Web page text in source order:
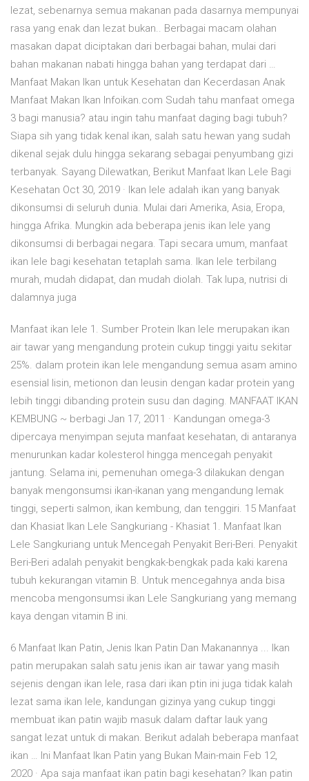
lezat, sebenarnya semua makanan pada dasarnya mempunyai
rasa yang enak dan lezat bukan.. Berbagai macam olahan
masakan dapat diciptakan dari berbagai bahan, mulai dari
bahan makanan nabati hingga bahan yang terdapat dari …
Manfaat Makan Ikan untuk Kesehatan dan Kecerdasan Anak
Manfaat Makan Ikan Infoikan.com Sudah tahu manfaat omega
3 bagi manusia? atau ingin tahu manfaat daging bagi tubuh?
Siapa sih yang tidak kenal ikan, salah satu hewan yang sudah
dikenal sejak dulu hingga sekarang sebagai penyumbang gizi
terbanyak. Sayang Dilewatkan, Berikut Manfaat Ikan Lele Bagi
Kesehatan Oct 30, 2019 · Ikan lele adalah ikan yang banyak
dikonsumsi di seluruh dunia. Mulai dari Amerika, Asia, Eropa,
hingga Afrika. Mungkin ada beberapa jenis ikan lele yang
dikonsumsi di berbagai negara. Tapi secara umum, manfaat
ikan lele bagi kesehatan tetaplah sama. Ikan lele terbilang
murah, mudah didapat, dan mudah diolah. Tak lupa, nutrisi di
dalamnya juga
Manfaat ikan lele 1. Sumber Protein Ikan lele merupakan ikan
air tawar yang mengandung protein cukup tinggi yaitu sekitar
25%. dalam protein ikan lele mengandung semua asam amino
esensial lisin, metionon dan leusin dengan kadar protein yang
lebih tinggi dibanding protein susu dan daging. MANFAAT IKAN
KEMBUNG ~ berbagi Jan 17, 2011 · Kandungan omega-3
dipercaya menyimpan sejuta manfaat kesehatan, di antaranya
menurunkan kadar kolesterol hingga mencegah penyakit
jantung. Selama ini, pemenuhan omega-3 dilakukan dengan
banyak mengonsumsi ikan-ikanan yang mengandung lemak
tinggi, seperti salmon, ikan kembung, dan tenggiri. 15 Manfaat
dan Khasiat Ikan Lele Sangkuriang - Khasiat 1. Manfaat Ikan
Lele Sangkuriang untuk Mencegah Penyakit Beri-Beri. Penyakit
Beri-Beri adalah penyakit bengkak-bengkak pada kaki karena
tubuh kekurangan vitamin B. Untuk mencegahnya anda bisa
mencoba mengonsumsi ikan Lele Sangkuriang yang memang
kaya dengan vitamin B ini.
6 Manfaat Ikan Patin, Jenis Ikan Patin Dan Makanannya ... Ikan
patin merupakan salah satu jenis ikan air tawar yang masih
sejenis dengan ikan lele, rasa dari ikan ptin ini juga tidak kalah
lezat sama ikan lele, kandungan gizinya yang cukup tinggi
membuat ikan patin wajib masuk dalam daftar lauk yang
sangat lezat untuk di makan. Berikut adalah beberapa manfaat
ikan … Ini Manfaat Ikan Patin yang Bukan Main-main Feb 12,
2020 · Apa saja manfaat ikan patin bagi kesehatan? Ikan patin